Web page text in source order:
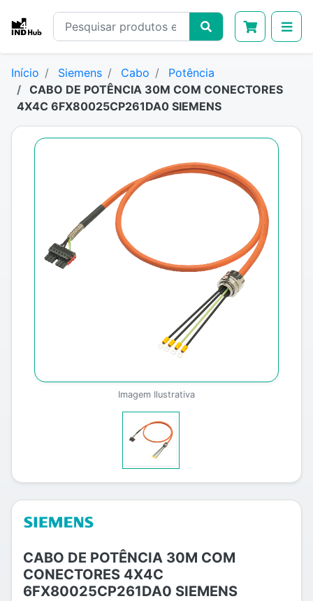
Início Siemens Cabo
Potência
CABO DE POTÊNCIA 30M COM CONECTORES
4X4C 6FX80025CP261DA0 SIEMENS
Imagem Ilustrativa
CABO DE POTÊNCIA 30M COM
CONECTORES 4X4C
6FX80025CP261DA0 SIEMENS